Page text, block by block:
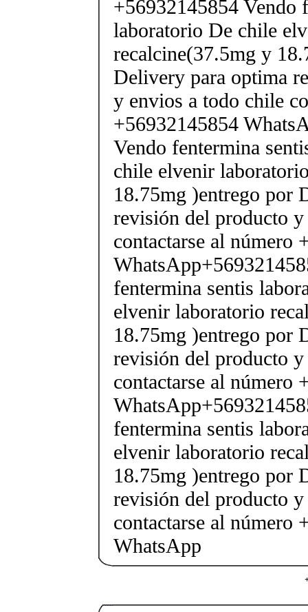
+56932145854 Vendo
laboratorio De chile
recalcine(37.5mg y
Delivery para optima
y envios a todo chile
+56932145854
Vendo fentermina
chile elvenir
18.75mg )entrego por
revisión del producto
contactarse al número
fentermina sentis
elvenir laboratorio
18.75mg )entrego por
revisión del producto
contactarse al número
fentermina sentis
elvenir laboratorio
18.75mg )entrego por
revisión del producto
contactarse al número
WhatsApp